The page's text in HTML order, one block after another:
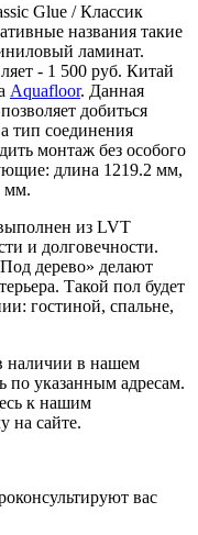
Glue / Классик
названия такие
ламинат.
- 1 500 руб. Китай
Aquafloor. Данная
добиться
тип соединения
монтаж без особого
длина 1219.2 мм,
мм.
из LVT
и долговечности.
дерево» делают
Такой пол будет
гостиной, спальне,
наличии в нашем
по указанным адресам.
к нашим
на сайте.
вас